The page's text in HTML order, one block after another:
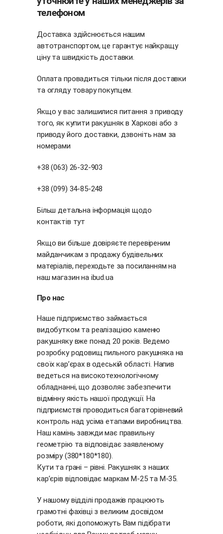
телефоном
Доставка здійснюється нашим
автотранспортом, це гарантує найкращу
ціну та швидкість доставки.
Оплата провадиться тільки після доставки
та огляду товару покупцем.
Якщо у вас залишилися питання з приводу
того, як купити ракушняк в Харкові або з
приводу його доставки, дзвоніть нам за
номерами
+38 (063) 26-32-903
+38 (099) 34-85-248
Більш детальна інформація щодо
контактів тут
Якщо ви більше довіряєте перевіреним
майданчикам з продажу будівельних
матеріалів, переходьте за посиланням на
наш магазин на ibud.ua
Про нас
Наше підприємство займається
видобутком та реалізацією каменю
ракушняку вже понад 20 років. Ведемо
розробку родовищ пильного ракушняка на
своїх кар’єрах в одеській області. Напив
ведеться на високотехнологічному
обладнанні, що дозволяє забезпечити
відмінну якість нашої продукції. На
підприємстві проводиться багаторівневий
контроль над усіма етапами виробництва.
Наш камінь завжди має правильну
геометрію та відповідає заявленому
розміру (380*180*180).
Кути та грані – рівні. Ракушняк з наших
кар’єрів відповідає маркам М-25 та М-35.
У нашому відділі продажів працюють
грамотні фахівці з великим досвідом
роботи, які допоможуть Вам підібрати